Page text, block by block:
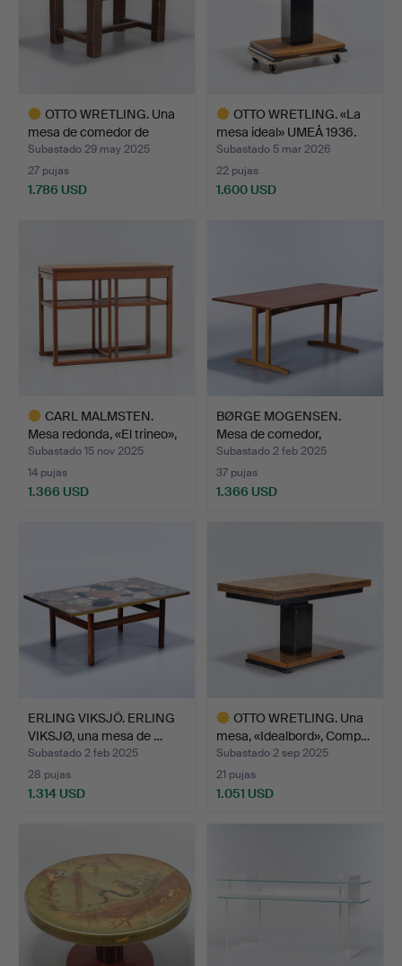
OTTO WRETLING. Una
mesa de comedor de
Otto…
Subastado 29 may 2025
27 pujas
1.786 USD
OTTO WRETLING. «La
mesa ideal» UMEÅ 1936.
Subastado 5 mar 2026
22 pujas
1.600 USD
CARL MALMSTEN.
Mesa redonda, «El trineo»,
…
Subastado 15 nov 2025
14 pujas
1.366 USD
BØRGE MOGENSEN.
Mesa de comedor,
teca/robl…
Subastado 2 feb 2025
37 pujas
1.366 USD
ERLING VIKSJÖ. ERLING
VIKSJØ, una mesa de …
Subastado 2 feb 2025
28 pujas
1.314 USD
OTTO WRETLING. Una
mesa, «Idealbord», Comp…
Subastado 2 sep 2025
21 pujas
1.051 USD